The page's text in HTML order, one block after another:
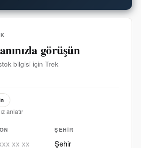
görüşün
bilgisi için Trek
anlatır
ŞEHIR